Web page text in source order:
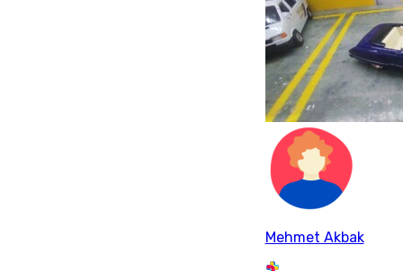
Mehmet Akbak